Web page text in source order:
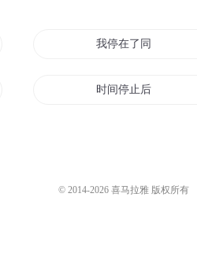
我停在了同一天
时间停止后
© 2014-2026 喜马拉雅 版权所有